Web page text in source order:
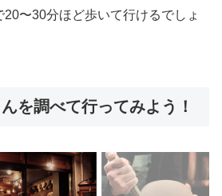
〜30分ほど歩いて行けるでしょ
を調べて行ってみよう！